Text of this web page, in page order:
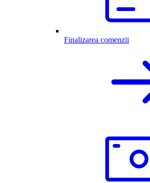
Finalizarea comenzii